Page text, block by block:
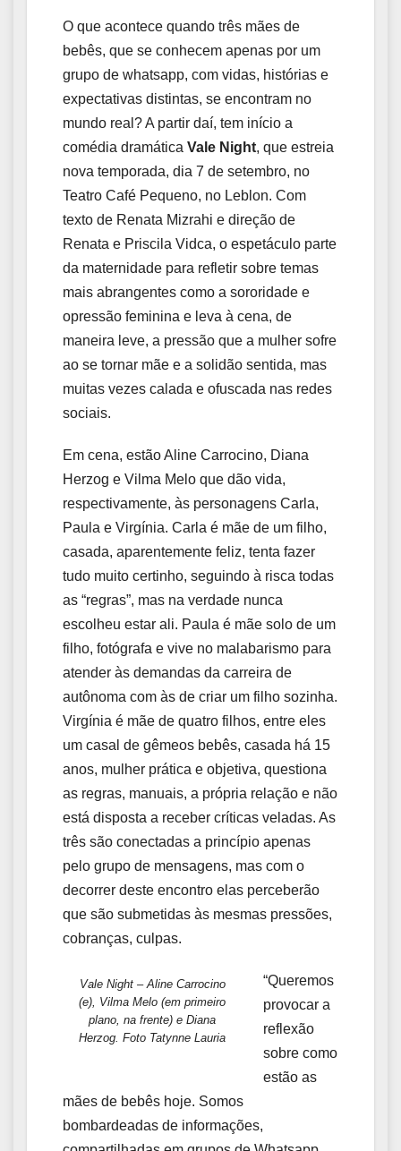
O que acontece quando três mães de
bebês, que se conhecem apenas por um
grupo de whatsapp, com vidas, histórias e
expectativas distintas, se encontram no
mundo real? A partir daí, tem início a
comédia dramática Vale Night, que estreia
nova temporada, dia 7 de setembro, no
Teatro Café Pequeno, no Leblon. Com
texto de Renata Mizrahi e direção de
Renata e Priscila Vidca, o espetáculo parte
da maternidade para refletir sobre temas
mais abrangentes como a sororidade e
opressão feminina e leva à cena, de
maneira leve, a pressão que a mulher sofre
ao se tornar mãe e a solidão sentida, mas
muitas vezes calada e ofuscada nas redes
sociais.
Em cena, estão Aline Carrocino, Diana
Herzog e Vilma Melo que dão vida,
respectivamente, às personagens Carla,
Paula e Virgínia. Carla é mãe de um filho,
casada, aparentemente feliz, tenta fazer
tudo muito certinho, seguindo à risca todas
as “regras”, mas na verdade nunca
escolheu estar ali. Paula é mãe solo de um
filho, fotógrafa e vive no malabarismo para
atender às demandas da carreira de
autônoma com às de criar um filho sozinha.
Virgínia é mãe de quatro filhos, entre eles
um casal de gêmeos bebês, casada há 15
anos, mulher prática e objetiva, questiona
as regras, manuais, a própria relação e não
está disposta a receber críticas veladas. As
três são conectadas a princípio apenas
pelo grupo de mensagens, mas com o
decorrer deste encontro elas perceberão
que são submetidas às mesmas pressões,
cobranças, culpas.
Vale Night – Aline Carrocino
(e), Vilma Melo (em primeiro
plano, na frente) e Diana
Herzog. Foto Tatynne Lauria
“Queremos
provocar a
reflexão
sobre como
estão as
mães de bebês hoje. Somos
bombardeadas de informações,